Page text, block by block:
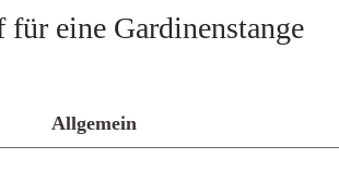
für eine Gardinenstange
Allgemein